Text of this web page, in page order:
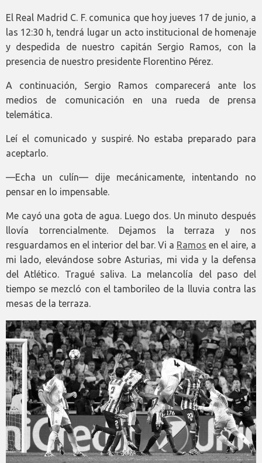
El Real Madrid C. F. comunica que hoy jueves 17 de junio, a
las 12:30 h, tendrá lugar un acto institucional de homenaje
y despedida de nuestro capitán Sergio Ramos, con la
presencia de nuestro presidente Florentino Pérez.
A continuación, Sergio Ramos comparecerá ante los
medios de comunicación en una rueda de prensa
telemática.
Leí el comunicado y suspiré. No estaba preparado para
aceptarlo.
—Echa un culín— dije mecánicamente, intentando no
pensar en lo impensable.
Me cayó una gota de agua. Luego dos. Un minuto después
llovía torrencialmente. Dejamos la terraza y nos
resguardamos en el interior del bar. Vi a Ramos en el aire, a
mi lado, elevándose sobre Asturias, mi vida y la defensa
del Atlético. Tragué saliva. La melancolía del paso del
tiempo se mezcló con el tamborileo de la lluvia contra las
mesas de la terraza.